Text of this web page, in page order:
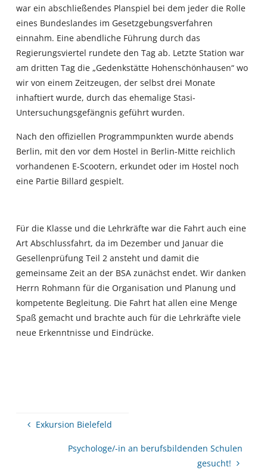
war ein abschließendes Planspiel bei dem jeder die Rolle
eines Bundeslandes im Gesetzgebungsverfahren
einnahm. Eine abendliche Führung durch das
Regierungsviertel rundete den Tag ab. Letzte Station war
am dritten Tag die „Gedenkstätte Hohenschönhausen“ wo
wir von einem Zeitzeugen, der selbst drei Monate
inhaftiert wurde, durch das ehemalige Stasi-
Untersuchungsgefängnis geführt wurden.
Nach den offiziellen Programmpunkten wurde abends
Berlin, mit den vor dem Hostel in Berlin-Mitte reichlich
vorhandenen E-Scootern, erkundet oder im Hostel noch
eine Partie Billard gespielt.
Für die Klasse und die Lehrkräfte war die Fahrt auch eine
Art Abschlussfahrt, da im Dezember und Januar die
Gesellenprüfung Teil 2 ansteht und damit die
gemeinsame Zeit an der BSA zunächst endet. Wir danken
Herrn Rohmann für die Organisation und Planung und
kompetente Begleitung. Die Fahrt hat allen eine Menge
Spaß gemacht und brachte auch für die Lehrkräfte viele
neue Erkenntnisse und Eindrücke.
Exkursion Bielefeld
Psychologe/-in an berufsbildenden Schulen
gesucht!